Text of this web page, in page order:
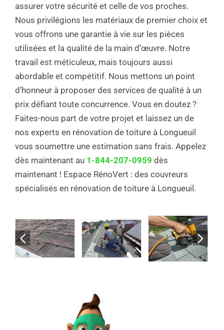
assurer votre sécurité et celle de vos proches.
Nous privilégions les matériaux de premier choix et
vous offrons une garantie à vie sur les pièces
utilisées et la qualité de la main d’œuvre. Notre
travail est méticuleux, mais toujours aussi
abordable et compétitif. Nous mettons un point
d’honneur à proposer des services de qualité à un
prix défiant toute concurrence. Vous en doutez ?
Faites-nous part de votre projet et laissez un de
nos experts en rénovation de toiture à Longueuil
vous soumettre une estimation sans frais. Appelez
dès maintenant au 1-844-207-0959 dès
maintenant ! Espace RénoVert : des couvreurs
spécialisés en rénovation de toiture à Longueuil.